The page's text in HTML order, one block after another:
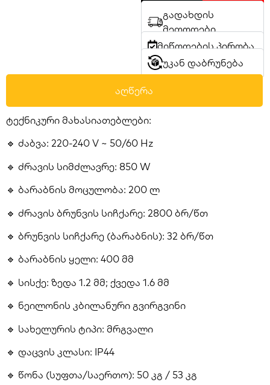
გადახდის
მეთოდები
მიწოდების პირობა
უკან დაბრუნება
აღწერა
ტექნიკური მახასიათებლები:
🔹 ძაბვა: 220-240 V ~ 50/60 Hz
🔹 ძრავის სიმძლავრე: 850 W
🔹 ბარაბნის მოცულობა: 200 ლ
🔹 ძრავის ბრუნვის სიჩქარე: 2800 ბრ/წთ
🔹 ბრუნვის სიჩქარე (ბარაბნის): 32 ბრ/წთ
🔹 ბარაბნის ყელი: 400 მმ
🔹 სისქე: ზედა 1.2 მმ; ქვედა 1.6 მმ
🔹 ნეილონის კბილანური გვირგვინი
🔹 სახელურის ტიპი: მრგვალი
🔹 დაცვის კლასი: IP44
🔹 წონა (სუფთა/საერთო): 50 კგ / 53 კგ